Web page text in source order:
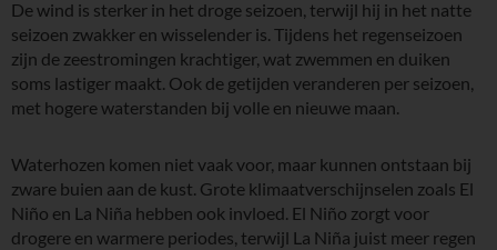
De wind is sterker in het droge seizoen, terwijl hij in het natte
seizoen zwakker en wisselender is. Tijdens het regenseizoen
zijn de zeestromingen krachtiger, wat zwemmen en duiken
soms lastiger maakt. Ook de getijden veranderen per seizoen,
met hogere waterstanden bij volle en nieuwe maan.
Waterhozen komen niet vaak voor, maar kunnen ontstaan bij
zware buien aan de kust. Grote klimaatverschijnselen zoals El
Niño en La Niña hebben ook invloed. El Niño zorgt voor
drogere en warmere periodes, terwijl La Niña juist meer regen